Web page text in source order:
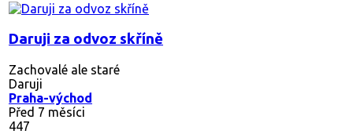
Daruji za odvoz skříně
Zachovalé ale staré
Daruji
Praha-východ
Před 7 měsíci
447